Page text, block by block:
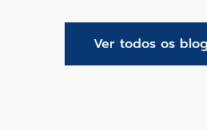
Ver todos os